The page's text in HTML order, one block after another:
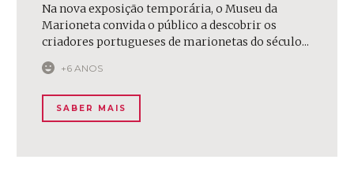
Na nova exposição temporária, o Museu da
Marioneta convida o público a descobrir os
criadores portugueses de marionetas do século...
+6 ANOS
SABER MAIS